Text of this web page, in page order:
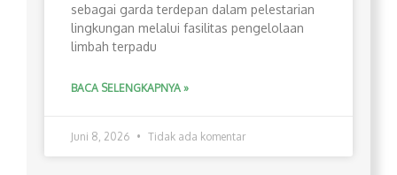
sebagai garda terdepan dalam pelestarian
lingkungan melalui fasilitas pengelolaan
limbah terpadu
BACA SELENGKAPNYA »
Juni 8, 2026 Tidak ada komentar